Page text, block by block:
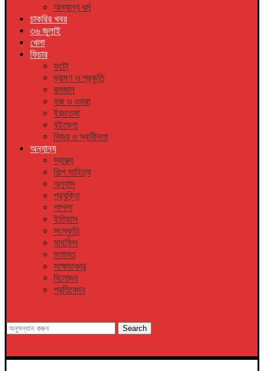
অন্যান্য ধর্ম
চাকরির খবর
৩৬ জুলাই
খেলা
ফিচার
ফটো
ভ্রমণ ও প্রকৃতি
রমজান
হজ ও ওমরা
ইজতেমা
বইমেলা
বিজয় ও স্বাধীনতা
অন্যান্য
স্বাস্থ্য
শিল্প সাহিত্য
অনুবাদ
প্রযুক্তি
শাপলা
ইতিহাস
সংস্কৃতি
মাহফিল
মতামত
সাক্ষাতকার
বিনোদন
প্রতিবেদন
Search